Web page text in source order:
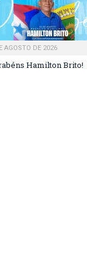
AGOSTO DE 2026
Hamilton Brito!